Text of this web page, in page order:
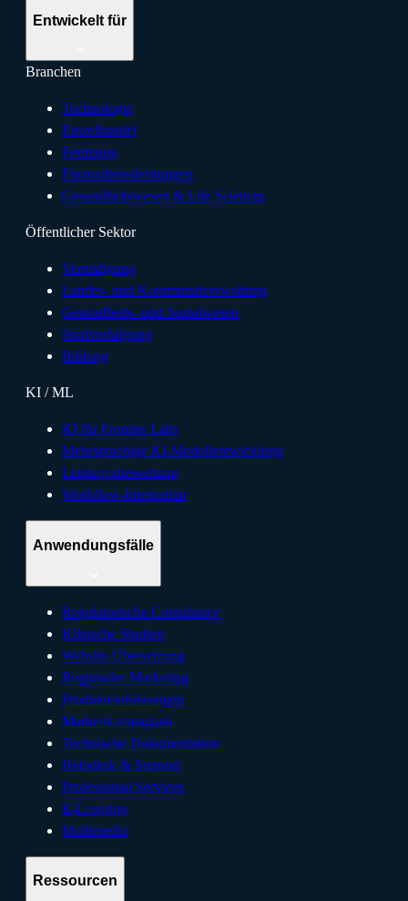
Entwickelt für
Branchen
Technologie
Einzelhandel
Fertigung
Finanzdienstleistungen
Gesundheitswesen & Life Sciences
Öffentlicher Sektor
Verteidigung
Landes- und Kommunalverwaltung
Gesundheits- und Sozialwesen
Strafverfolgung
Bildung
KI / ML
KI für Frontier Labs
Mehrsprachige KI-Modellentwicklung
Leistungsbewertung
Workflow-Integration
Anwendungsfälle
Regulatorische Compliance
Klinische Studien
Website-Übersetzung
Regionales Marketing
Produkteinführungen
Markenkampagnen
Technische Dokumentation
Helpdesk & Support
Professional Services
E-Learning
Multimedia
Ressourcen